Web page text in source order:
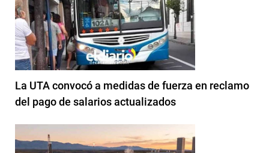
La UTA convocó a medidas de fuerza en reclamo
del pago de salarios actualizados